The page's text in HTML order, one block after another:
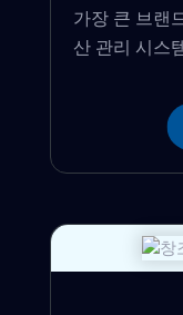
가장 큰 브랜
산 관리 시스